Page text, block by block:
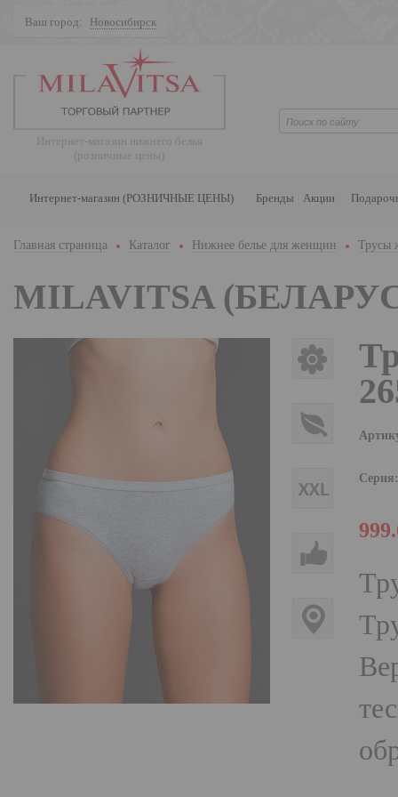
Ваш город: Новосибирск
Интернет-магазин нижнего белья
(розничные цены)
Интернет-магазин (РОЗНИЧНЫЕ ЦЕНЫ) Бренды Акции
Главная страница Каталог Нижнее белье для женщин Трусы
MILAVITSA
Серия: